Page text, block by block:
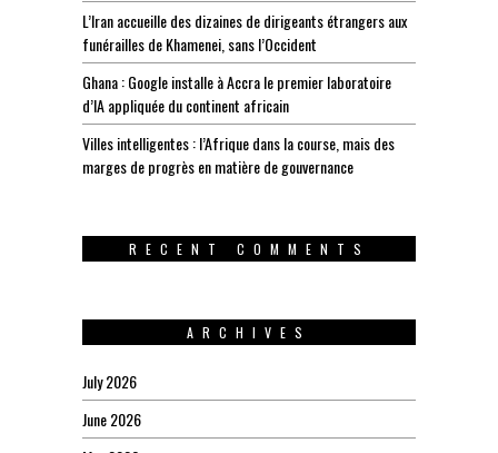
L’Iran accueille des dizaines de dirigeants étrangers aux
funérailles de Khamenei, sans l’Occident
Ghana : Google installe à Accra le premier laboratoire
d’IA appliquée du continent africain
Villes intelligentes : l’Afrique dans la course, mais des
marges de progrès en matière de gouvernance
RECENT COMMENTS
ARCHIVES
July 2026
June 2026